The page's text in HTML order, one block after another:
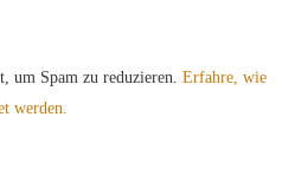
um Spam zu reduzieren. Erfahre, wie
werden.